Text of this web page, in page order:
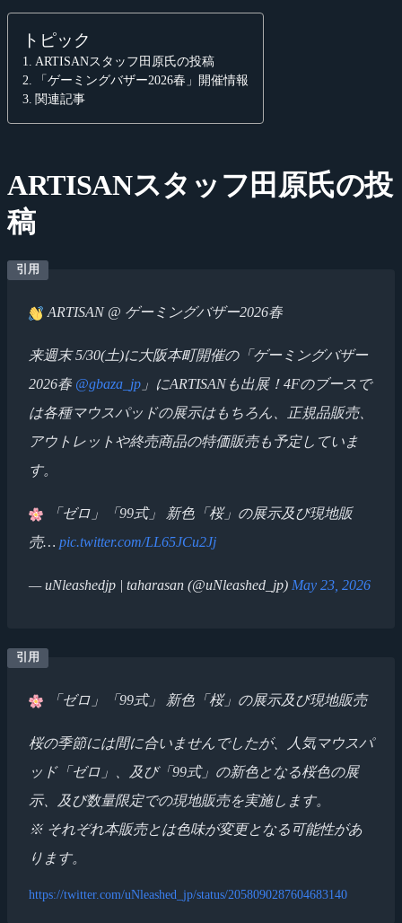
トピック
ARTISANスタッフ田原氏の投稿
「ゲーミングバザー2026春」開催情報
関連記事
ARTISANスタッフ田原氏の投
稿
ARTISAN @ ゲーミングバザー2026春
来週末 5/30(土)に大阪本町開催の「ゲーミングバザー
2026春 @gbaza_jp 」にARTISANも出展！4Fのブースで
は各種マウスパッドの展示はもちろん、正規品販売、
アウトレットや終売商品の特価販売も予定していま
す。
「ゼロ」「99式」 新色「桜」の展示及び現地販
売… pic.twitter.com/LL65JCu2Jj
— uNleashedjp | taharasan (@uNleashed_jp) May 23, 2026
「ゼロ」「99式」 新色「桜」の展示及び現地販売
桜の季節には間に合いませんでしたが、人気マウスパ
ッド「ゼロ」、及び「99式」の新色となる桜色の展
示、及び数量限定での現地販売を実施します。
※ それぞれ本販売とは色味が変更となる可能性があ
ります。
https://twitter.com/uNleashed_jp/status/2058090287604683140